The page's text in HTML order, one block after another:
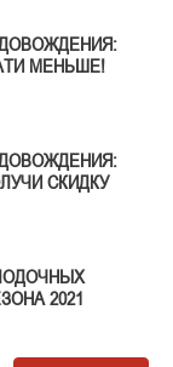
МЕНЬШЕ!
СКИДКУ
2021